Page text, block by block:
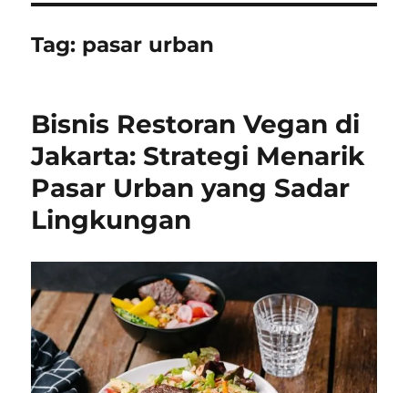
Tag: pasar urban
Bisnis Restoran Vegan di
Jakarta: Strategi Menarik
Pasar Urban yang Sadar
Lingkungan